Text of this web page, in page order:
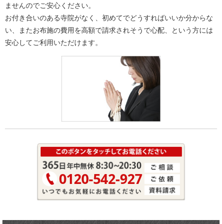
ませんのでご安心ください。
お付き合いのある寺院がなく、初めてでどうすればいいか分からな
い、またお布施の費用を高額で請求されそうで心配、という方には
安心してご利用いただけます。
0120-542-927